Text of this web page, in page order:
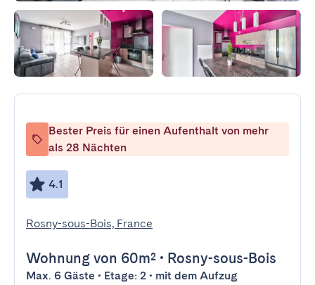
Bester Preis für einen Aufenthalt von mehr
als 28 Nächten
4.1
Rosny-sous-Bois, France
Wohnung von 60m² • Rosny-sous-Bois
Max. 6 Gäste • Etage: 2 • mit dem Aufzug